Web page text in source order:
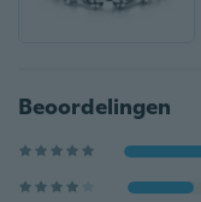
Beoordelingen